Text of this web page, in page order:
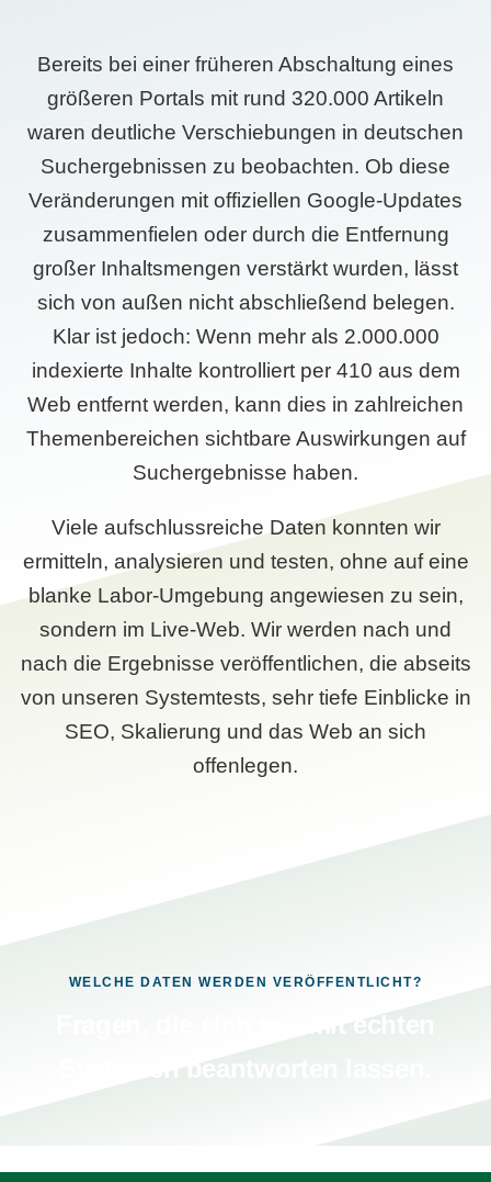
Bereits bei einer früheren Abschaltung eines
größeren Portals mit rund 320.000 Artikeln
waren deutliche Verschiebungen in deutschen
Suchergebnissen zu beobachten. Ob diese
Veränderungen mit offiziellen Google-Updates
zusammenfielen oder durch die Entfernung
großer Inhaltsmengen verstärkt wurden, lässt
sich von außen nicht abschließend belegen.
Klar ist jedoch: Wenn mehr als 2.000.000
indexierte Inhalte kontrolliert per 410 aus dem
Web entfernt werden, kann dies in zahlreichen
Themenbereichen sichtbare Auswirkungen auf
Suchergebnisse haben.
Viele aufschlussreiche Daten konnten wir
ermitteln, analysieren und testen, ohne auf eine
blanke Labor-Umgebung angewiesen zu sein,
sondern im Live-Web. Wir werden nach und
nach die Ergebnisse veröffentlichen, die abseits
von unseren Systemtests, sehr tiefe Einblicke in
SEO, Skalierung und das Web an sich
offenlegen.
WELCHE DATEN WERDEN VERÖFFENTLICHT?